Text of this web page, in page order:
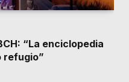
“La enciclopedia
refugio”